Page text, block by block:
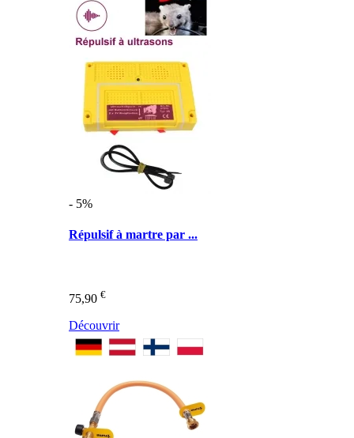
- 5%
Répulsif à martre par ...
75,90 €
Découvrir